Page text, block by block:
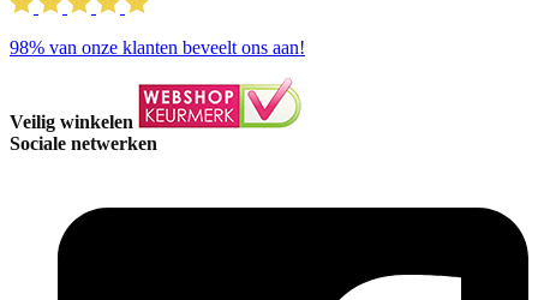
98% van onze klanten beveelt ons aan!
Veilig winkelen
Sociale netwerken